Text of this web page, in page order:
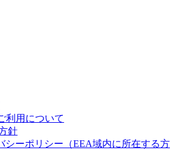
利用について
針
シーポリシー（EEA域内に所在する方